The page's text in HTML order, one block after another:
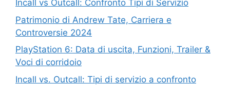
Incall vs Outcall: Confronto Tipi di Servizio
Patrimonio di Andrew Tate, Carriera e
Controversie 2024
PlayStation 6: Data di uscita, Funzioni, Trailer &
Voci di corridoio
Incall vs. Outcall: Tipi di servizio a confronto